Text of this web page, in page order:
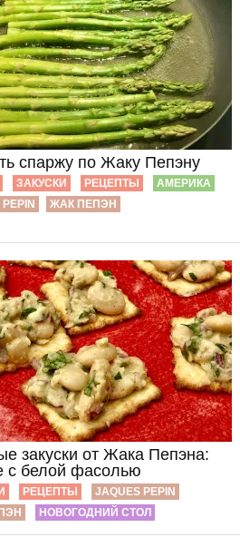
спаржу по Жаку Пепэну
ЗАКУСКИ РЕЦЕПТЫ
АМЕРИКА
ЖАК ПЕПЭН
закуски от Жака Пепэна:
с белой фасолью
РЕЦЕПТЫ
JAQUES PEPIN
НОВОГОДНИЙ СТОЛ